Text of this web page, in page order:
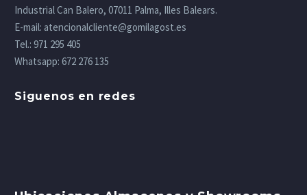
Industrial Can Balero, 07011 Palma, Illes Balears.
E-mail: atencionalcliente@gomilagost.es
Tel.: 971 295 405
Whatsapp: 672 276 135
Siguenos en redes